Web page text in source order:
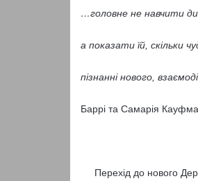
…головне не навчити
а показати їй, скільки
пізнанні нового,
Баррі та Самарія
Перехід до нового